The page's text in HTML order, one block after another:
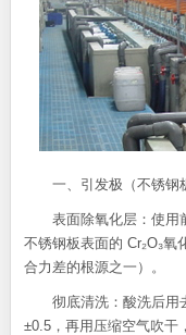
一、引发极（不锈钢
表面除氧化层：使用
不锈钢板表面的 Cr₂O₃
合力差的根源之一）。
彻底清洗：酸洗后用
±0.5，再用压缩空气吹干